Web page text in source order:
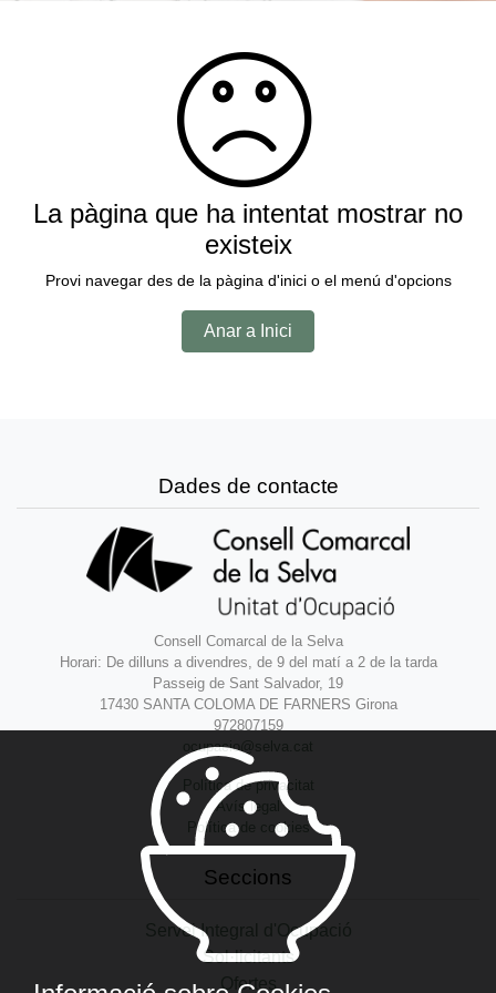
La pàgina que ha intentat mostrar no
existeix
Provi navegar des de la pàgina d'inici o el menú d'opcions
Anar a Inici
Dades de contacte
Consell Comarcal de la Selva
Horari: De dilluns a divendres, de 9 del matí a 2 de la tarda
Passeig de Sant Salvador, 19
17430 SANTA COLOMA DE FARNERS Girona
972807159
ocupacio@selva.cat
Política de privacitat
Avís legal
Política de cookies
Seccions
Servei Integral d'Ocupació
Sol·licitants
Ofertes